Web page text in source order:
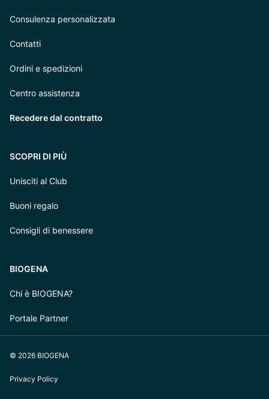
Consulenza personalizzata
Contatti
Ordini e spedizioni
Centro assistenza
Recedere dal contratto
SCOPRI DI PIÙ
Unisciti al Club
Buoni regalo
Consigli di benessere
BIOGENA
Chi è BIOGENA?
Portale Partner
© 2026 BIOGENA
Privacy Policy